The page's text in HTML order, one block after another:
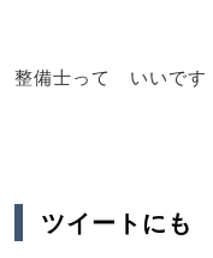
整備士って いいです
ツイートにも